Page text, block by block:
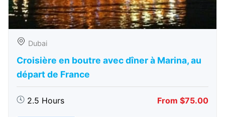
Dubai
Croisière en boutre avec dîner à Marina, au
départ de France
2.5 Hours From $75.00